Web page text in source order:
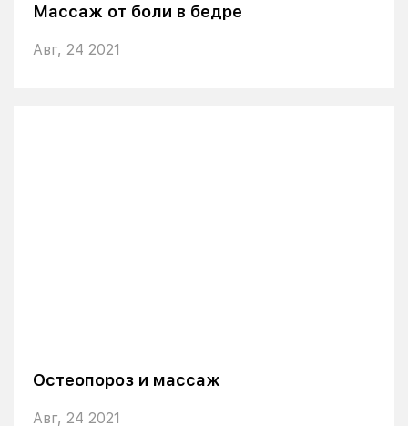
Массаж от боли в бедре
Авг, 24 2021
Остеопороз и массаж
Авг, 24 2021